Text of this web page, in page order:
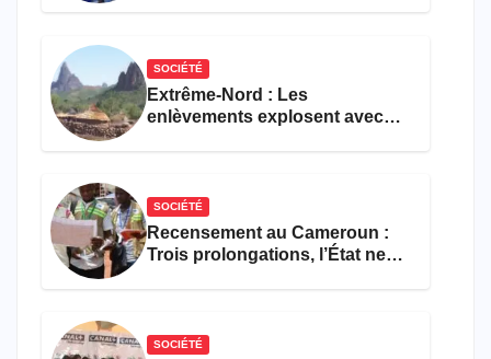
SOCIÉTÉ
Extrême-Nord : Les
enlèvements explosent avec
SOCIÉTÉ
Recensement au Cameroun :
Trois prolongations, l’État ne
SOCIÉTÉ